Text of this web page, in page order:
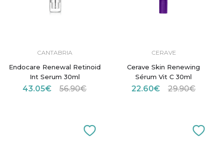
CANTABRIA
Endocare Renewal Retinoid
Int Serum 30ml
43.05€ 56.90€
CERAVE
Cerave Skin Renewing
Sérum Vit C 30ml
22.60€ 29.90€